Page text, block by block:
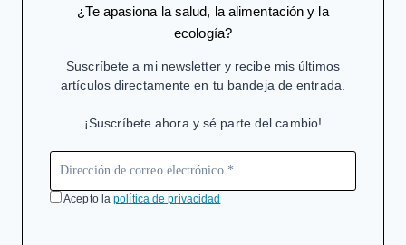
¿Te apasiona la salud, la alimentación y la
ecología?
Suscríbete a mi newsletter y recibe mis últimos
artículos directamente en tu bandeja de entrada.
¡Suscríbete ahora y sé parte del cambio!
Acepto lapolítica de privacidad